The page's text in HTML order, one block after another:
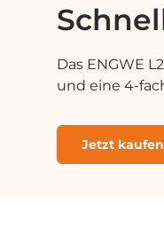
Das ENGWE
und eine 4-
Jetzt